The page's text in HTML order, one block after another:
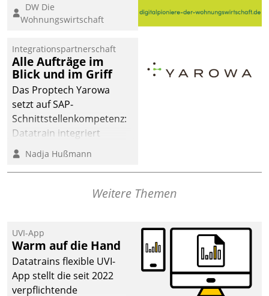
eine digitale Zukunft zu
finden, ist das Ziel des
der
Wohnungswirtschaft“.
Bewerben können sich
dafür ein Team
bestehend aus
Wohnungsunternehmen
und PropTech.
DW Die
Wohnungswirtschaft
Integrationspartnerschaft
Alle Aufträge im
Blick und im Griff
Das Proptech Yarowa
setzt auf SAP-
Schnittstellenkompetenz:
Datatrain integriert
Yarowas Portal zur
Vergabe und Verwaltung
von Aufträgen der
deutscher
Wohnungsunternehmen
– und beschleunigt damit
den Weg vom
Mieteranliegen zum
Nadja Hußmann
Weitere Themen
UVI-App
Warm auf die Hand
Datatrains flexible UVI-
App stellt die seit 2022
verpflichtende